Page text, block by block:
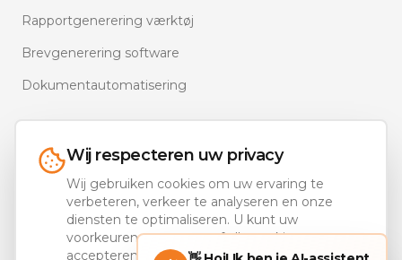
Wij respecteren uw privacy
Wij gebruiken cookies om uw ervaring te
verbeteren, verkeer te analyseren en onze
diensten te optimaliseren. U kunt uw
voorkeuren aanpassen of alle cookies
accepteren.
Rapportgenerering værktøj
Brevgenerering software
Dokumentautomatisering
Ons portfolio
Documentaal.com — MS 365 Document Automation